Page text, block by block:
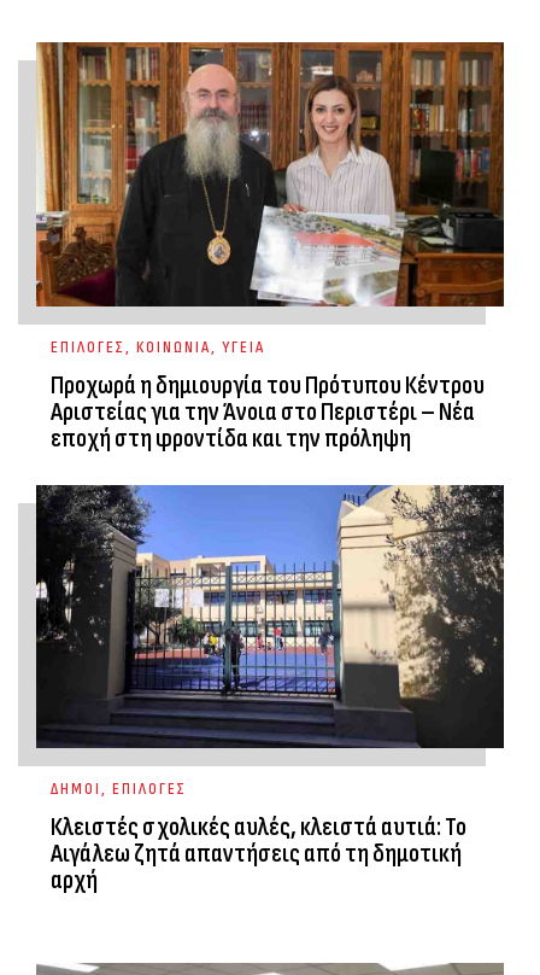
ΕΠΙΛΟΓΕΣ, ΚΟΙΝΩΝΙΑ, ΥΓΕΙΑ
Προχωρά η δημιουργία του Πρότυπου Κέντρου
Αριστείας για την Άνοια στο Περιστέρι – Νέα
εποχή στη φροντίδα και την πρόληψη
ΔΗΜΟΙ, ΕΠΙΛΟΓΕΣ
Κλειστές σχολικές αυλές, κλειστά αυτιά: Το
Αιγάλεω ζητά απαντήσεις από τη δημοτική
αρχή